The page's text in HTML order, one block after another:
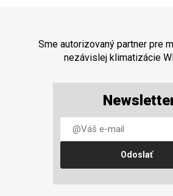
Sme autorizovaný partner pre
nezávislej klimatizácie